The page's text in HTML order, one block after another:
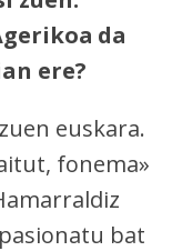
da
ere?
euskara.
fonema»
bat